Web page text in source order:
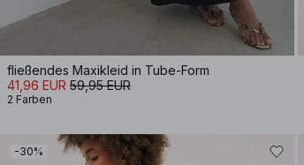
fließendes Maxikleid in Tube-Form
41,96 EUR 59,95 EUR
2 Farben
-30%